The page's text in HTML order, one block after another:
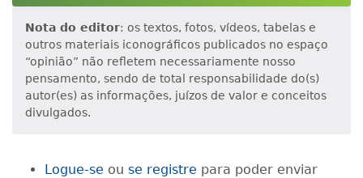
Nota do editor: os textos, fotos, vídeos, tabelas e
outros materiais iconográficos publicados no espaço
“opinião” não refletem necessariamente nosso
pensamento, sendo de total responsabilidade do(s)
autor(es) as informações, juízos de valor e conceitos
divulgados.
Logue-se ou se registre para poder enviar